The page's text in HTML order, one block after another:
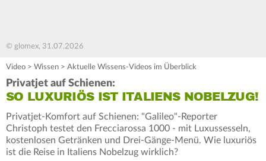
© glomex, 31.07.2026
Video > Wissen > Aktuelle Wissens-Videos im Überblick
Privatjet auf Schienen:
SO LUXURIÖS IST ITALIENS NOBELZUG!
Privatjet-Komfort auf Schienen: "Galileo"-Reporter
Christoph testet den Frecciarossa 1000 - mit Luxussesseln,
kostenlosen Getränken und Drei-Gänge-Menü. Wie luxuriös
ist die Reise in Italiens Nobelzug wirklich?